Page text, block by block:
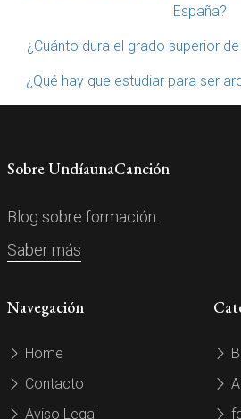
España?
¿Cuánto dura el grado superior
¿Qué hay que estudiar para ser
Sobre UndíaunaCanción
Blog sobre formación.
Saber más
Navegación
Home
Contacto
Aviso Legal